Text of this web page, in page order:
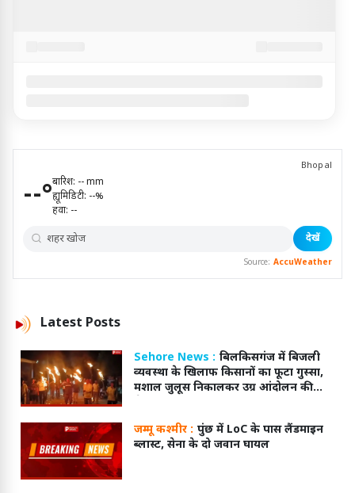
Bhopal
--°बारिश: --mm
ह्यूमिडिटी: --%
हवा: --
देखें
Source: AccuWeather
Latest Posts
Sehore News : बिलकिसगंज में बिजली
व्यवस्था के खिलाफ किसानों का फूटा गुस्सा,
मशाल जुलूस निकालकर उग्र आंदोलन की
जम्मू कश्मीर : पुंछ में LoC के पास लैंडमाइन
ब्लास्ट, सेना के दो जवान घायल